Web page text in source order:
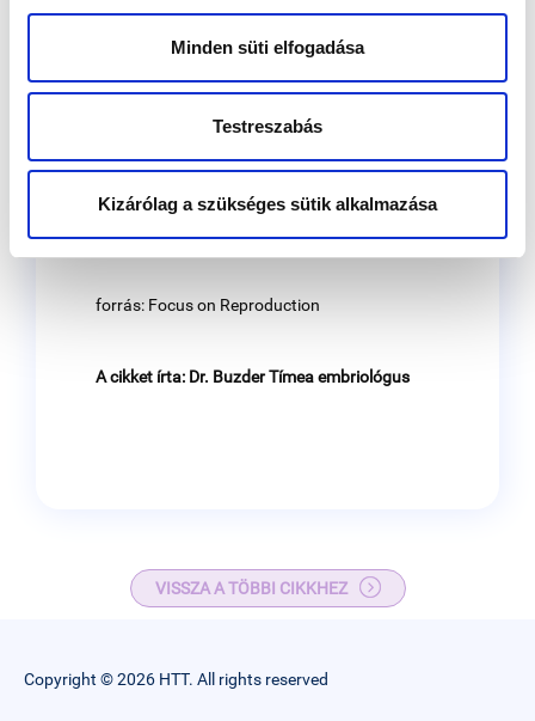
Minden süti elfogadása
Testreszabás
Kizárólag a szükséges sütik alkalmazása
azonban 25 feletti petesejtszám felett a
sikerarány csökken.
Ez alapján elmondható, hogy a policisztás
pácienseknél a stimuláció során keletkezett
petesejtek magas száma a minőséget
aránya, mind a termékenyülés és
embriófejlődés nehezített.
forrás: Focus on Reproduction
A cikket írta: Dr. Buzder Tímea embriológus
VISSZA A TÖBBI CIKKHEZ
Copyright © 2026 HTT. All rights reserved